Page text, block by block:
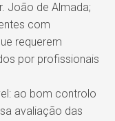
João de Almada;
com
requerem
por profissionais
ao bom controlo
avaliação das